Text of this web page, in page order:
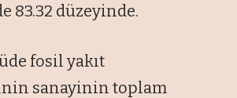
83.32 düzeyinde.
fosil yakıt
sanayinin toplam